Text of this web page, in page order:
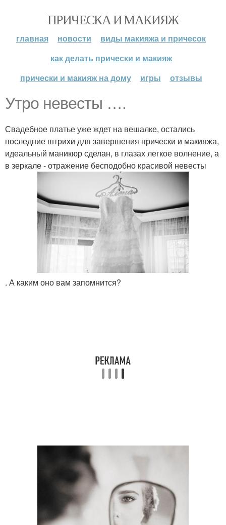
ПРИЧЕСКА И МАКИЯЖ
главная новости
виды макияжа и причесок
как делать прически и макияж
прически и макияж на дому
игры отзывы
Утро невесты ….
Свадебное платье уже ждет на вешалке, остались
последние штрихи для завершения прически и макияжа,
идеальный маникюр сделан, в глазах легкое волнение, а
в зеркале - отражение бесподобно красивой невесты
. А каким оно вам запомнится?